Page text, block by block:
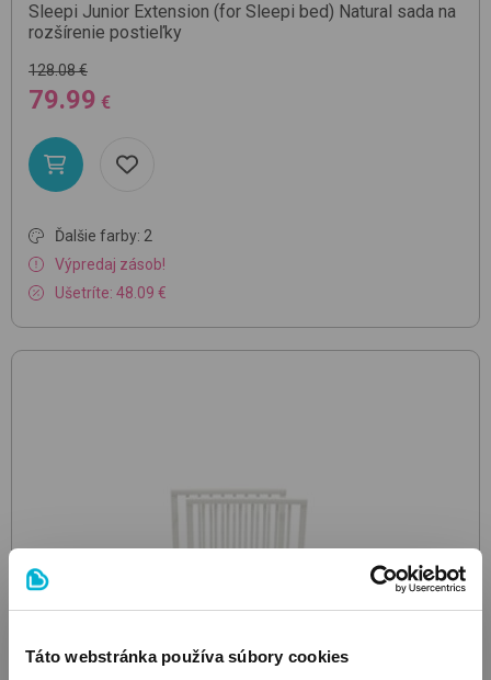
Táto webstránka používa súbory cookies
Sleepi Junior Extension (for Sleepi bed) Natural sada na
rozšírenie postieľky
128.08 €
79.99 €
Ďalšie farby: 2
Výpredaj zásob!
Ušetríte: 48.09 €